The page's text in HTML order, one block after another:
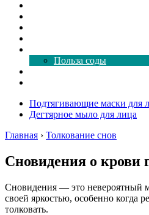
Польза соды
Подтягивающие маски для
Дегтярное мыло для лица
Главная › Толкование снов
Сновидения о крови
Сновидения — это невероятный
своей яркостью, особенно когда
толковать.